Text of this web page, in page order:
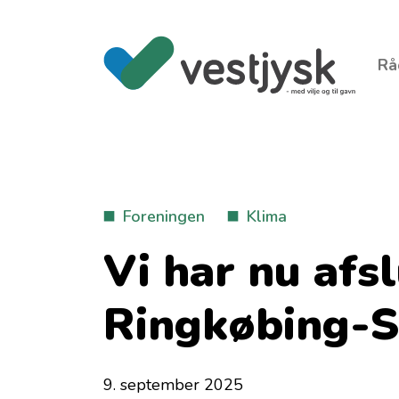
Foreningen Klima
Vi har nu
Ringkøbing-
9. september 2025